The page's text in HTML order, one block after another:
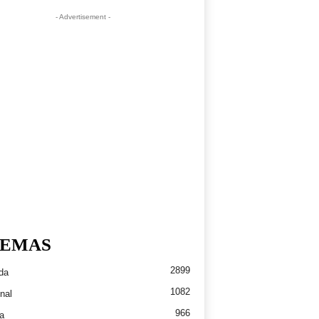
- Advertisement -
2899
1082
966